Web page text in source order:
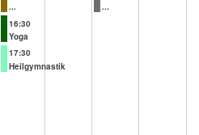
...
16:30
Yoga
17:30
Heilgymnastik
...